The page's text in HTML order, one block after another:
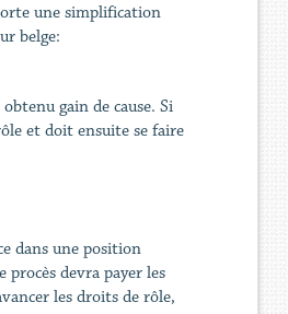
une simplification
belge:
gain de cause. Si
et doit ensuite se faire
dans une position
devra payer les
les droits de rôle,